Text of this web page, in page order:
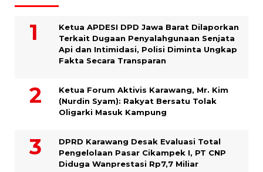
Ketua APDESI DPD Jawa Barat Dilaporkan
Terkait Dugaan Penyalahgunaan Senjata
Api dan Intimidasi, Polisi Diminta Ungkap
Fakta Secara Transparan
Ketua Forum Aktivis Karawang, Mr. Kim
(Nurdin Syam): Rakyat Bersatu Tolak
Oligarki Masuk Kampung
DPRD Karawang Desak Evaluasi Total
Pengelolaan Pasar Cikampek I, PT CNP
Diduga Wanprestasi Rp7,7 Miliar